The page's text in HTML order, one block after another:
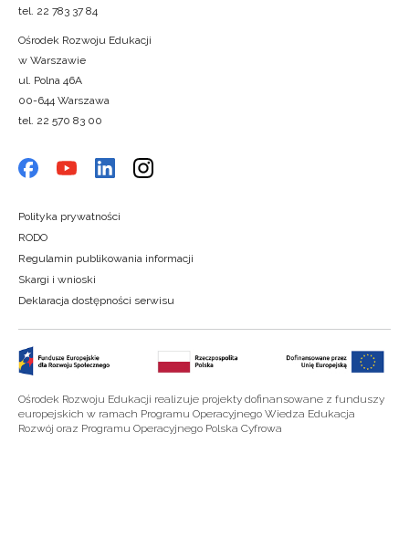
tel. 22 783 37 84
Ośrodek Rozwoju Edukacji
w Warszawie
ul. Polna 46A
00-644 Warszawa
tel. 22 570 83 00
Polityka prywatności
RODO
Regulamin publikowania informacji
Skargi i wnioski
Deklaracja dostępności serwisu
Ośrodek Rozwoju Edukacji realizuje projekty dofinansowane z funduszy
europejskich w ramach Programu Operacyjnego Wiedza Edukacja
Rozwój oraz Programu Operacyjnego Polska Cyfrowa